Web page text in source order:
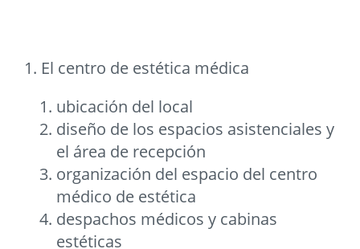
1. El centro de estética médica
ubicación del local
diseño de los espacios asistenciales y
el área de recepción
organización del espacio del centro
médico de estética
despachos médicos y cabinas
estéticas